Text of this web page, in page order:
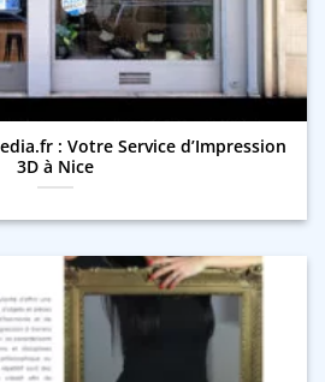
: Votre Service d’Impression
3D à Nice